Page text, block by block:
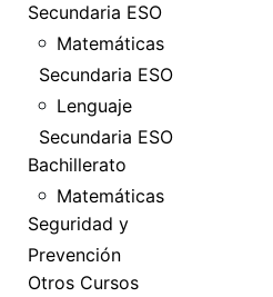
Secundaria ESO
Matemáticas
Secundaria ESO
Lenguaje
Secundaria ESO
Bachillerato
Matemáticas
Seguridad y
Prevención
Otros Cursos